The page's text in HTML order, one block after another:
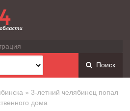
Поиск
» 3-летний челябинец попал
дома